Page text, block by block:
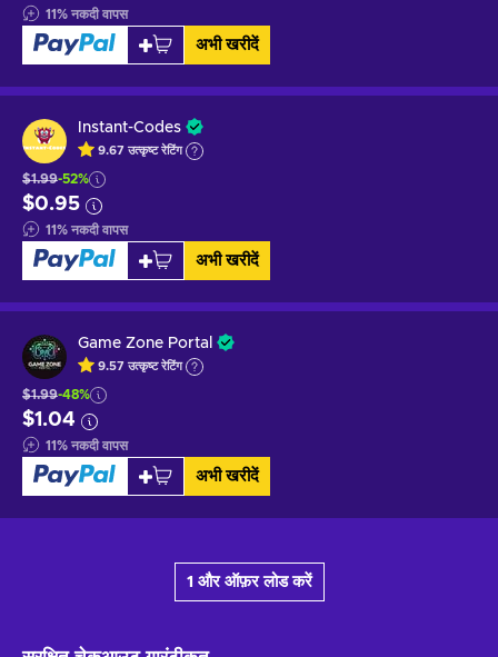
11% नकदी वापस
अभी खरीदें
Instant-Codes
9.67 उत्कृष्टरेटिंग
$1.99-52%
$0.95
11% नकदी वापस
अभी खरीदें
Game Zone Portal
9.57 उत्कृष्टरेटिंग
$1.99-48%
$1.04
11% नकदी वापस
अभी खरीदें
1 और ऑफ़र लोड करें